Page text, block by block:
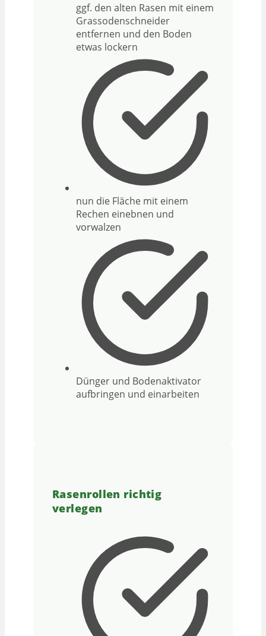
ggf. den alten Rasen mit einem
Grassodenschneider
entfernen und den Boden
etwas lockern
nun die Fläche mit einem
Rechen einebnen und
vorwalzen
Dünger und Bodenaktivator
aufbringen und einarbeiten
Rasenrollen richtig
verlegen